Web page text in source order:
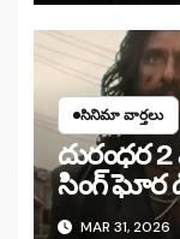
సినిమా వార్తలు
దురంధర
సింగ్ ఘోర
MAR 31, 2026